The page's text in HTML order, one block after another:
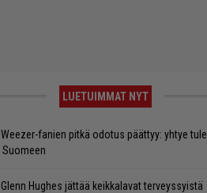
LUETUIMMAT NYT
Weezer-fanien pitkä odotus päättyy: yhtye
Suomeen
Glenn Hughes jättää keikkalavat terveyssyistä